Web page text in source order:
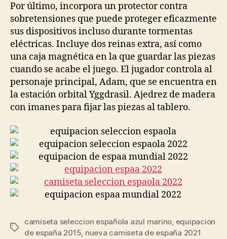
Por último, incorpora un protector contra
sobretensiones que puede proteger eficazmente
sus dispositivos incluso durante tormentas
eléctricas. Incluye dos reinas extra, así como
una caja magnética en la que guardar las piezas
cuando se acabe el juego. El jugador controla al
personaje principal, Adam, que se encuentra en
la estación orbital Yggdrasil. Ajedrez de madera
con imanes para fijar las piezas al tablero.
Etiquetas
camiseta seleccion española azul marino, equipacion
de españa 2015, nueva camiseta de españa 2021